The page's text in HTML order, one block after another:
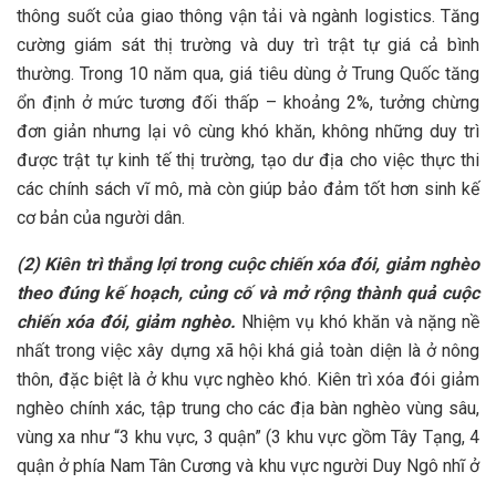
thông suốt của giao thông vận tải và ngành logistics. Tăng
cường giám sát thị trường và duy trì trật tự giá cả bình
thường. Trong 10 năm qua, giá tiêu dùng ở Trung Quốc tăng
ổn định ở mức tương đối thấp – khoảng 2%, tưởng chừng
đơn giản nhưng lại vô cùng khó khăn, không những duy trì
được trật tự kinh tế thị trường, tạo dư địa cho việc thực thi
các chính sách vĩ mô, mà còn giúp bảo đảm tốt hơn sinh kế
cơ bản của người dân.
(2) Kiên trì thắng lợi trong cuộc chiến xóa đói, giảm nghèo
theo đúng kế hoạch, củng cố và mở rộng thành quả cuộc
chiến xóa đói, giảm nghèo. Nhiệm vụ khó khăn và nặng nề
nhất trong việc xây dựng xã hội khá giả toàn diện là ở nông
thôn, đặc biệt là ở khu vực nghèo khó. Kiên trì xóa đói giảm
nghèo chính xác, tập trung cho các địa bàn nghèo vùng sâu,
vùng xa như “3 khu vực, 3 quận” (3 khu vực gồm Tây Tạng, 4
quận ở phía Nam Tân Cương và khu vực người Duy Ngô nhĩ ở